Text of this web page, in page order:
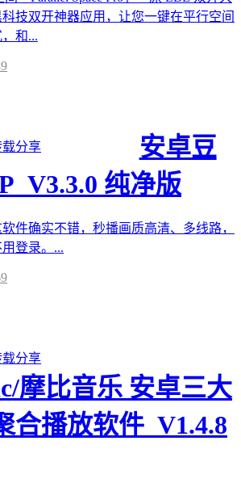
技双开神器应用，让您一键在平行空间
和...
载分享
安卓豆
纯净版
件确实不错，秒播画质高清、多线路，
登录。...
载分享
摩比音乐 安卓三大
合播放软件_V1.4.8